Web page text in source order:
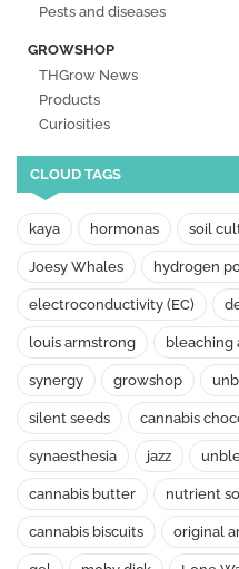
Pests and diseases
GROWSHOP
THGrow News
Products
Curiosities
CLOUD TAGS
kaya hormonas soil
Joesy Whales hydrogen
electroconductivity (EC)
louis armstrong bleaching
synergy growshop
silent seeds cannabis
synaesthesia jazz
cannabis butter nutrient
cannabis biscuits original